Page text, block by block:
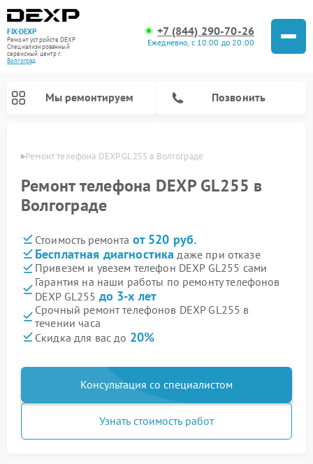
FIX-DEXP
Ремонт устройств DEXP
Специализированный
cервисный центр г.
Волгоград
+7 (844) 290-70-26
Ежедневно, с 10:00 до 20:00
Мы ремонтируем Позвонить
Ремонт телефона DEXP GL255 в Волгограде
Ремонт телефона DEXP GL255 в
Волгограде
Стоимость ремонта от 520 руб.
Бесплатная диагностика даже при отказе
Привезем и увезем телефон DEXP GL255 сами
Гарантия на наши работы по ремонту телефонов
DEXP GL255 до 3-х лет
Срочный ремонт телефонов DEXP GL255 в
течении часа
Скидка для вас до 20%
Консультация со специалистом
Узнать стоимость работ